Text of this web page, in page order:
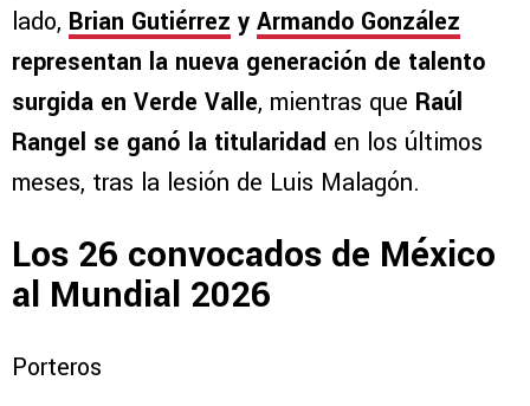
lado, Brian Gutiérrez y Armando González
representan la nueva generación de talento
surgida en Verde Valle, mientras que Raúl
Rangel se ganó la titularidad en los últimos
meses, tras la lesión de Luis Malagón.
Los 26 convocados de México
al Mundial 2026
Porteros